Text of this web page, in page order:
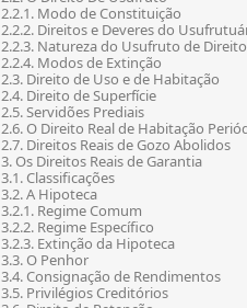
2.2.1. Modo de Constituição
2.2.2. Direitos e Deveres do
2.2.3. Natureza do Usufruto de
2.2.4. Modos de Extinção
2.3. Direito de Uso e de Habitação
2.4. Direito de Superfície
2.5. Servidões Prediais
2.6. O Direito Real de Habitação
2.7. Direitos Reais de Gozo Abolidos
3. Os Direitos Reais de Garantia
3.1. Classificações
3.2. A Hipoteca
3.2.1. Regime Comum
3.2.2. Regime Específico
3.2.3. Extinção da Hipoteca
3.3. O Penhor
3.4. Consignação de Rendimentos
3.5. Privilégios Creditórios